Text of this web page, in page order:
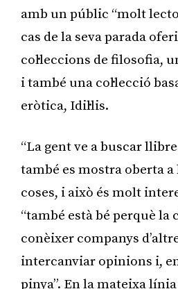
amb un públic “molt
cas de la seva parada
col·leccions de filosofia,
i també una col·lecció
eròtica, Idil·lis.
“La gent ve a buscar
també es mostra oberta
coses, i això és molt
“també està bé perquè la
conèixer companys
intercanviar opinions i,
pinya”. En la mateixa línia